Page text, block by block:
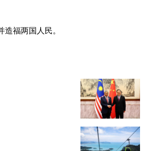
福两国人民。